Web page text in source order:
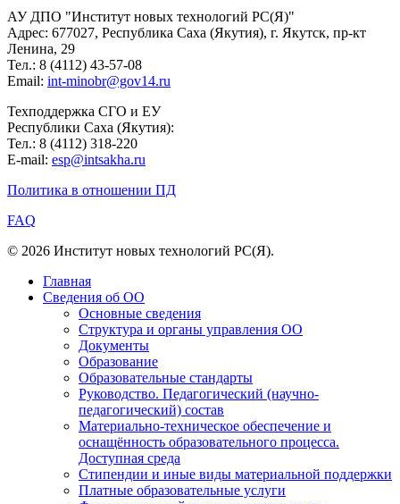
АУ ДПО "Институт новых технологий РС(Я)"
Адрес: 677027, Республика Саха (Якутия), г. Якутск, пр-кт
Ленина, 29
Тел.: 8 (4112) 43-57-08
Email: int-minobr@gov14.ru
Техподдержка СГО и ЕУ
Республики Саха (Якутия):
Тел.: 8 (4112) 318-220
E-mail: esp@intsakha.ru
Политика в отношении ПД
FAQ
© 2026 Институт новых технологий РС(Я).
Главная
Сведения об ОО
Основные сведения
Структура и органы управления ОО
Документы
Образование
Образовательные стандарты
Руководство. Педагогический (научно-
педагогический) состав
Материально-техническое обеспечение и
оснащённость образовательного процесса.
Доступная среда
Стипендии и иные виды материальной поддержки
Платные образовательные услуги